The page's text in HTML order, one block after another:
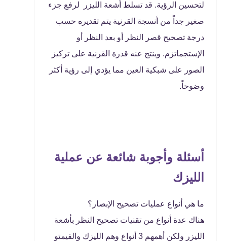
لتحسين الرؤية. قد تسلط أشعة الليزر لرفع جزء
صغير جداً من أنسجة القرنية يتم تقديره حسب
درجة تصحيح قصر النظر أو بعد النظر أو
الإستجماتزم. وينتج عنه قدرة القرنية على تركيز
الصور على شبكية العين مما يؤدي إلى رؤية أكثر
وضوحاً.
أسئلة وأجوبة شائعة عن عملية
الليزك
ما هي أنواع عمليات تصحيح الإبصار؟
هناك عدة أنواع من تقنيات تصحيح النظر بأشعة
الليزر ولكن أهمهم 3 أنواع وهم الليزك والفيمتو